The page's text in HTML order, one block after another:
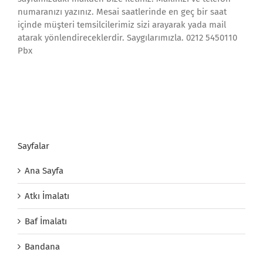
numaranızı yazınız. Mesai saatlerinde en geç bir saat
içinde müşteri temsilcilerimiz sizi arayarak yada mail
atarak yönlendireceklerdir. Saygılarımızla. 0212 5450110
Pbx
Sayfalar
Ana Sayfa
Atkı İmalatı
Baf İmalatı
Bandana